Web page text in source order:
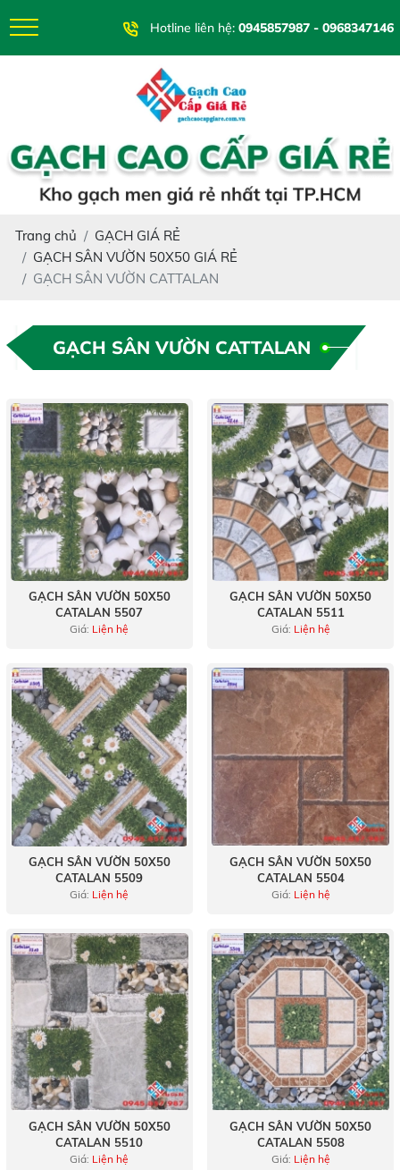
Hotline liên hệ:0945857987 - 0968347146
Trang chủ
GẠCH GIÁ RẺ
GẠCH SÂN VƯỜN 50X50 GIÁ RẺ
GẠCH SÂN VƯỜN CATTALAN
GẠCH SÂN VƯỜN CATTALAN
GẠCH SÂN VƯỜN 50X50
CATALAN 5507
Giá: Liện hệ
GẠCH SÂN VƯỜN 50X50
CATALAN 5511
Giá: Liện hệ
GẠCH SÂN VƯỜN 50X50
CATALAN 5509
Giá: Liện hệ
GẠCH SÂN VƯỜN 50X50
CATALAN 5504
Giá: Liện hệ
GẠCH SÂN VƯỜN 50X50
CATALAN 5510
Giá: Liện hệ
GẠCH SÂN VƯỜN 50X50
CATALAN 5508
Giá: Liện hệ